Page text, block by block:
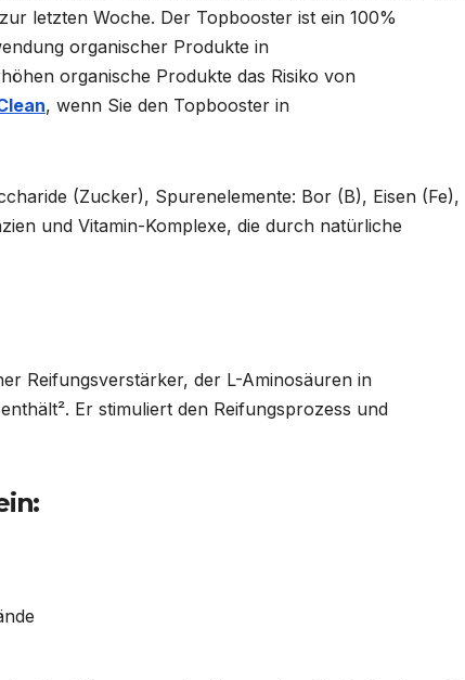
letzten Woche. Der Topbooster ist ein 100%
organischer Produkte in
organische Produkte das Risiko von
, wenn Sie den Topbooster in
(Zucker), Spurenelemente: Bor (B), Eisen (Fe),
und Vitamin-Komplexe, die durch natürliche
Reifungsverstärker, der L-Aminosäuren in
Er stimuliert den Reifungsprozess und